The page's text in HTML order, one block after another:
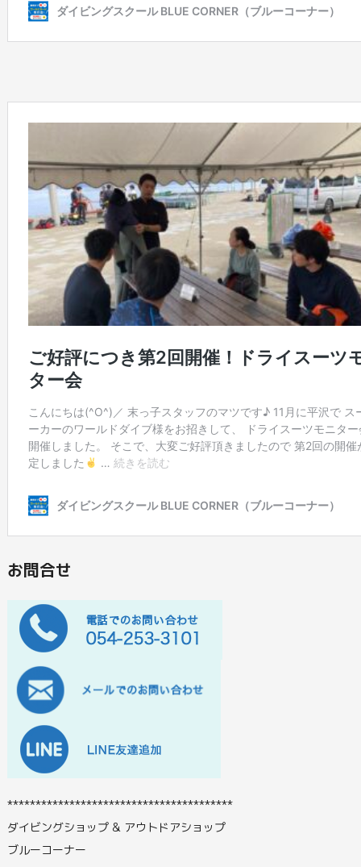
お問合せ
****************************************
ダイビングショップ & アウトドアショップ
ブルーコーナー